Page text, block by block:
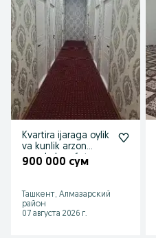
Kvartira ijaraga oylik
va kunlik arzon
narxda kamfot
900 000 сум
Ташкент, Алмазарский
район
07 августа 2026 г.